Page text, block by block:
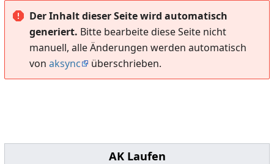
Der Inhalt dieser Seite wird automatisch
generiert. Bitte bearbeite diese Seite nicht
manuell, alle Änderungen werden automatisch
von aksync überschrieben.
AK Laufen